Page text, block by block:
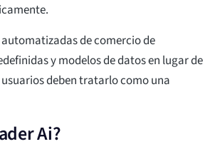
de comercio de
y modelos de datos en lugar de
deben tratarlo como una
Ai?